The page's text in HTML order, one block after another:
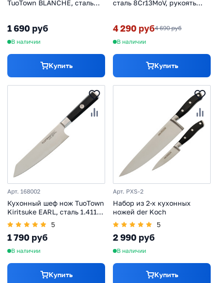
TuoTown BLANCHE, сталь
1 690 руб
В наличии
Купить
сталь 8Сr13MoV, рукоять
4 290 руб4 690 руб
В наличии
Купить
Арт. 168002
Кухонный шеф нож TuoTown
Kiritsuke EARL, сталь 1.4116,
рукоять пластик
5
1 790 руб
В наличии
Купить
Арт. PXS-2
Набор из 2-х кухонных
ножей der Koch
5
2 990 руб
В наличии
Купить